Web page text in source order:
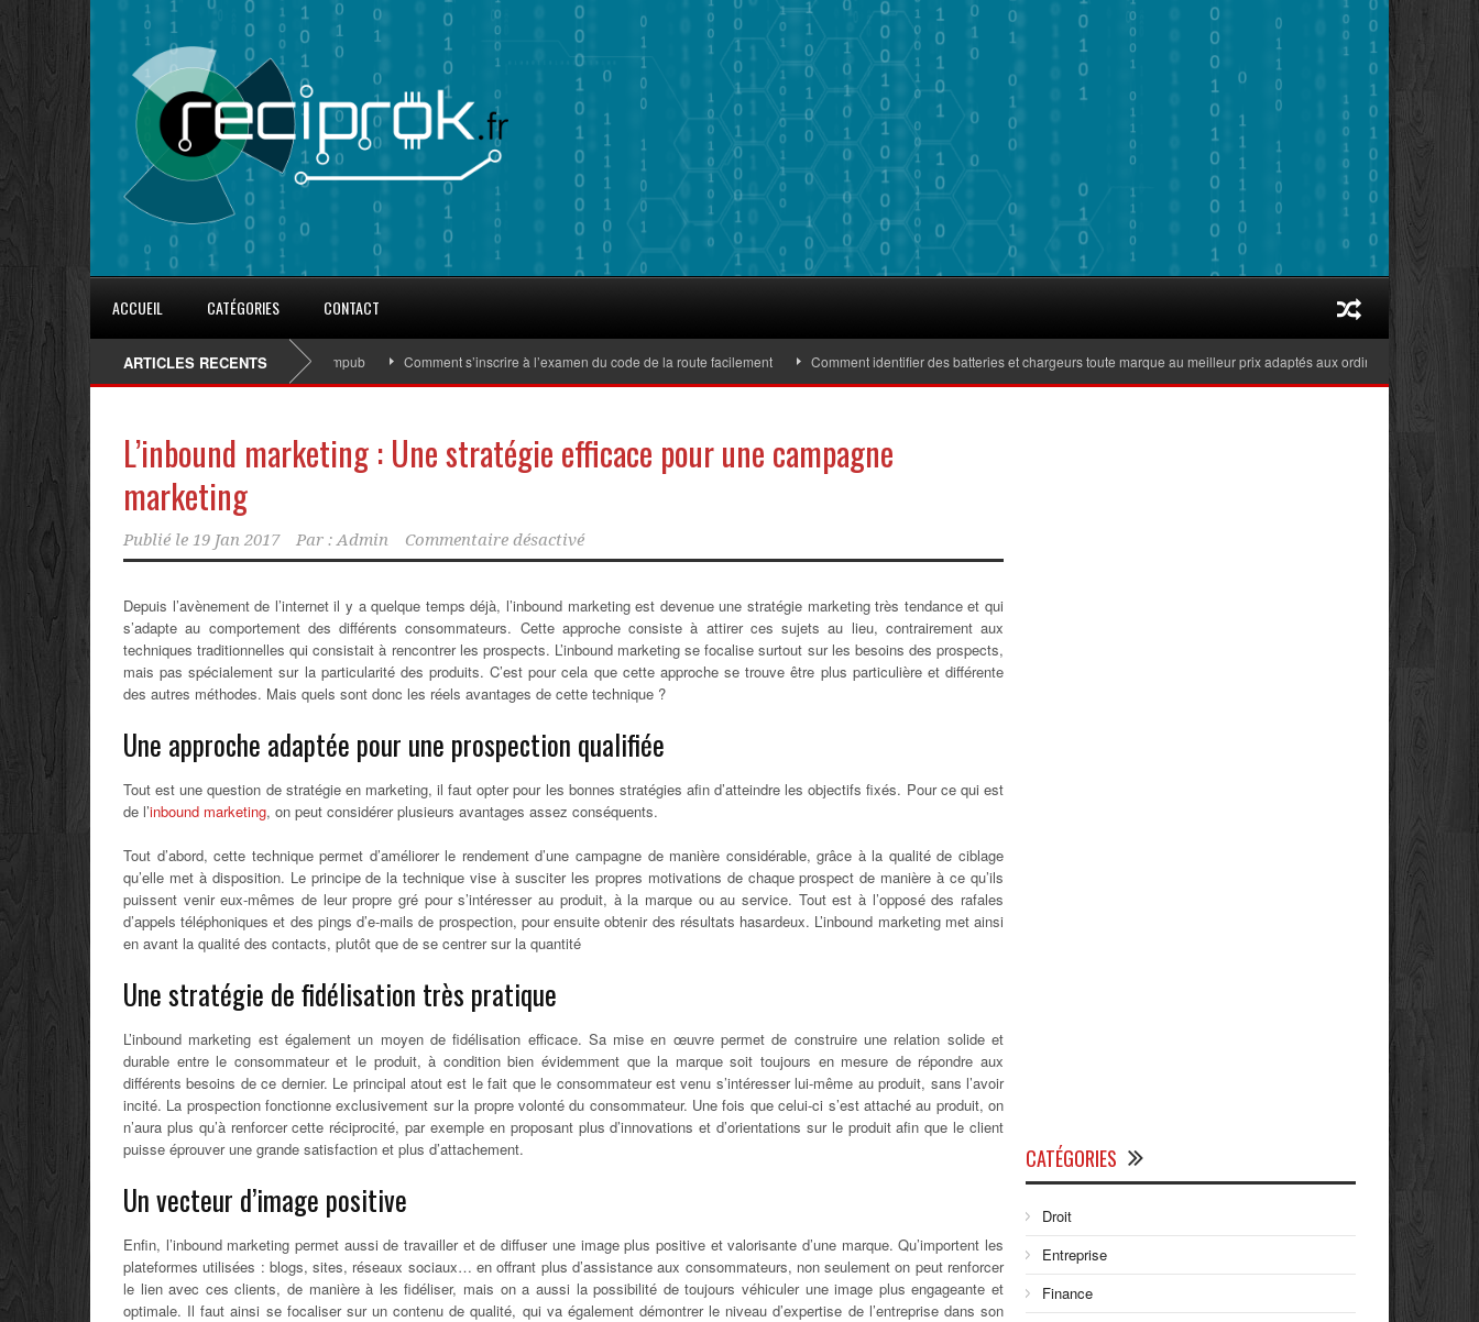
ACCUEIL CATÉGORIES CONTACT
ARTICLES RECENTS
8 conseils pour fidéliser avec les goodies d’Eurocompub Comment s’inscrire à l’examen du code de la route facilement Comment identifier des batteries et chargeurs toute marque au meilleur prix adaptés aux ordinateurs portables
L’inbound marketing : Une stratégie efficace pour une campagne
marketing
Publié le 19 Jan 2017 Par : Admin Commentaire désactivé
Depuis l’avènement de l’internet il y a quelque temps déjà, l’inbound marketing est devenue une stratégie marketing très tendance et qui
s’adapte au comportement des différents consommateurs. Cette approche consiste à attirer ces sujets au lieu, contrairement aux
techniques traditionnelles qui consistait à rencontrer les prospects. L’inbound marketing se focalise surtout sur les besoins des prospects,
mais pas spécialement sur la particularité des produits. C’est pour cela que cette approche se trouve être plus particulière et différente
des autres méthodes. Mais quels sont donc les réels avantages de cette technique ?
Une approche adaptée pour une prospection qualifiée
Tout est une question de stratégie en marketing, il faut opter pour les bonnes stratégies afin d’atteindre les objectifs fixés. Pour ce qui est
de l’inbound marketing, on peut considérer plusieurs avantages assez conséquents.
Tout d’abord, cette technique permet d’améliorer le rendement d’une campagne de manière considérable, grâce à la qualité de ciblage
qu’elle met à disposition. Le principe de la technique vise à susciter les propres motivations de chaque prospect de manière à ce qu’ils
puissent venir eux-mêmes de leur propre gré pour s’intéresser au produit, à la marque ou au service. Tout est à l’opposé des rafales
d’appels téléphoniques et des pings d’e-mails de prospection, pour ensuite obtenir des résultats hasardeux. L’inbound marketing met ainsi
en avant la qualité des contacts, plutôt que de se centrer sur la quantité
Une stratégie de fidélisation très pratique
L’inbound marketing est également un moyen de fidélisation efficace. Sa mise en œuvre permet de construire une relation solide et
durable entre le consommateur et le produit, à condition bien évidemment que la marque soit toujours en mesure de répondre aux
différents besoins de ce dernier. Le principal atout est le fait que le consommateur est venu s’intéresser lui-même au produit, sans l’avoir
incité. La prospection fonctionne exclusivement sur la propre volonté du consommateur. Une fois que celui-ci s’est attaché au produit, on
n’aura plus qu’à renforcer cette réciprocité, par exemple en proposant plus d’innovations et d’orientations sur le produit afin que le client
puisse éprouver une grande satisfaction et plus d’attachement.
Un vecteur d’image positive
Enfin, l’inbound marketing permet aussi de travailler et de diffuser une image plus positive et valorisante d’une marque. Qu’importent les
plateformes utilisées : blogs, sites, réseaux sociaux… en offrant plus d’assistance aux consommateurs, non seulement on peut renforcer
le lien avec ces clients, de manière à les fidéliser, mais on a aussi la possibilité de toujours véhiculer une image plus engageante et
optimale. Il faut ainsi se focaliser sur un contenu de qualité, qui va également démontrer le niveau d’expertise de l’entreprise dans son
CATÉGORIES
Droit
Entreprise
Finance